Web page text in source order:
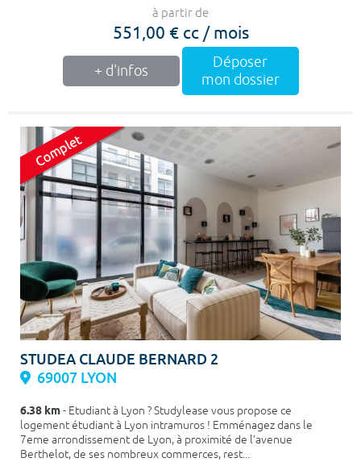
à partir de
551,00 € cc / mois
+ d'infos
Déposer
mon dossier
STUDEA CLAUDE BERNARD 2
69007 LYON
6.38 km- Etudiant à Lyon ? Studylease vous propose ce
logement étudiant à Lyon intramuros ! Emménagez dans le
7eme arrondissement de Lyon, à proximité de l’avenue
Berthelot, de ses nombreux commerces, rest...